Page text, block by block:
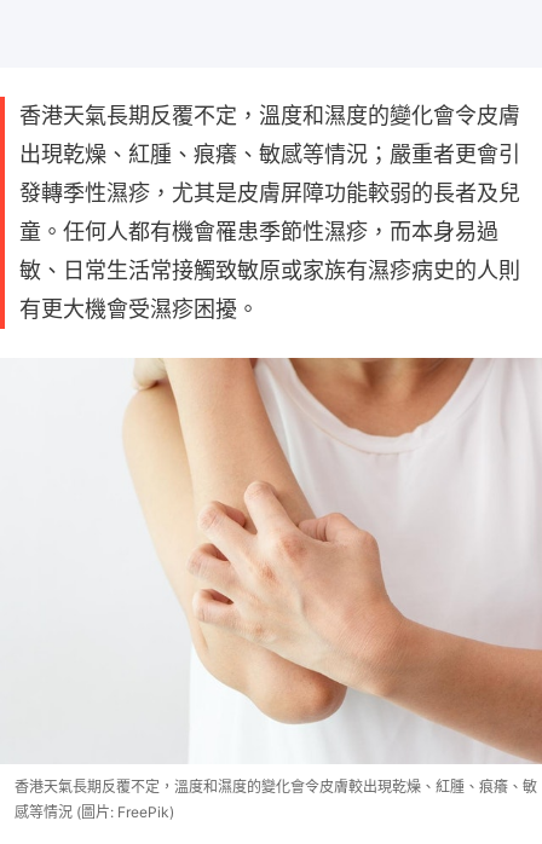
香港天氣長期反覆不定，溫度和濕度的變化會令皮膚
出現乾燥、紅腫、痕癢、敏感等情況；嚴重者更會引
發轉季性濕疹，尤其是皮膚屏障功能較弱的長者及兒
童。任何人都有機會罹患季節性濕疹，而本身易過
敏、日常生活常接觸致敏原或家族有濕疹病史的人則
有更大機會受濕疹困擾。
香港天氣長期反覆不定，溫度和濕度的變化會令皮膚較出現乾燥、紅腫、痕癢、敏
感等情況 (圖片: FreePik)